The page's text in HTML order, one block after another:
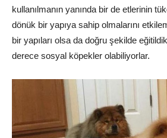
kullanılmanın yanında bir de etlerinin
dönük bir yapıya sahip olmalarını
bir yapıları olsa da doğru şekilde
derece sosyal köpekler olabiliyorlar.